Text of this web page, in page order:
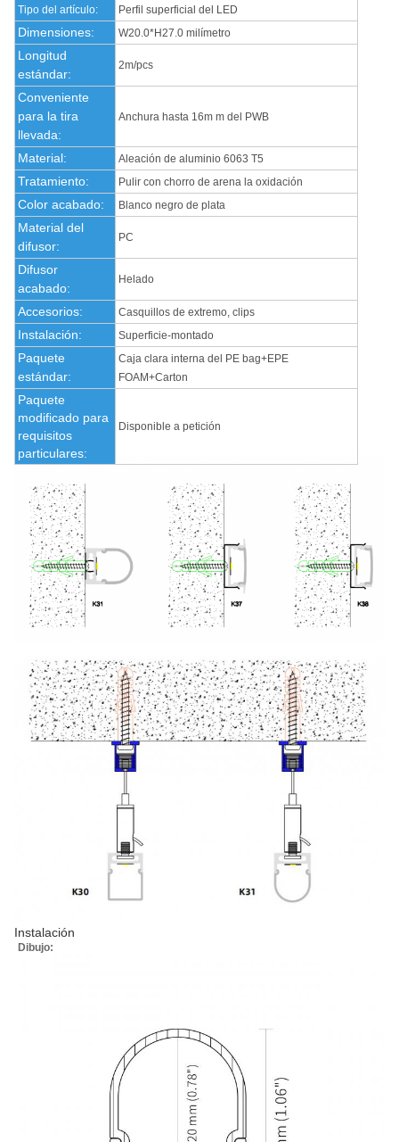
Tipo del artículo:
Perfil superficial del LED
Dimensiones: W20.0*H27.0 milímetro
Longitud
estándar:
2m/pcs
Conveniente
para la tira
llevada:
Anchura hasta 16m m del PWB
Material: Aleación de aluminio 6063 T5
Tratamiento: Pulir con chorro de arena la oxidación
Color acabado: Blanco negro de plata
Material del
difusor:
PC
Difusor
acabado:
Helado
Accesorios: Casquillos de extremo, clips
Instalación: Superficie-montado
Paquete
estándar:
Caja clara interna del PE bag+EPE
FOAM+Carton
Paquete
modificado para
requisitos
particulares:
Disponible a petición
Instalación
Dibujo: